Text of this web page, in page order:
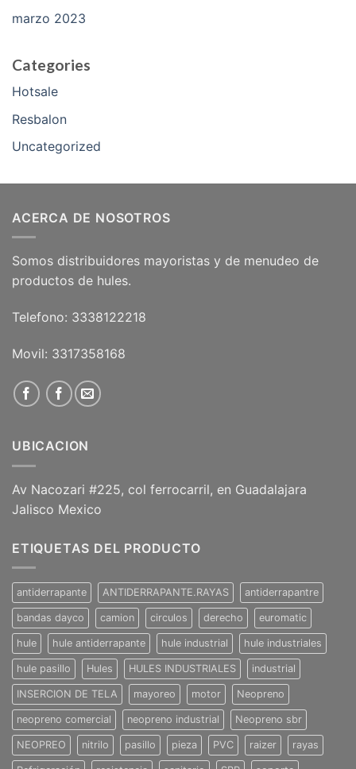
marzo 2023
Categories
Hotsale
Resbalon
Uncategorized
ACERCA DE NOSOTROS
Somos distribuidores mayoristas y de menudeo de
productos de hules.
Telefono: 3338122218
Movil: 3317358168
UBICACION
Av Nacozari #225, col ferrocarril, en Guadalajara
Jalisco Mexico
ETIQUETAS DEL PRODUCTO
antiderrapante ANTIDERRAPANTE.RAYAS antiderrapantre
bandas dayco camion circulos derecho euromatic
hule hule antiderrapante hule industrial hule industriales
hule pasillo Hules HULES INDUSTRIALES industrial
INSERCION DE TELA mayoreo motor Neopreno
neopreno comercial neopreno industrial Neopreno sbr
NEOPREO nitrilo pasillo pieza PVC raizer rayas